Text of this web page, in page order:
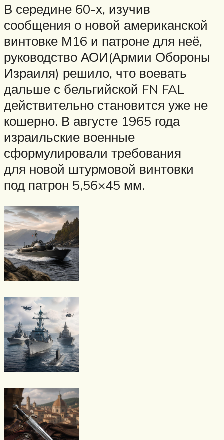
В середине 60-х, изучив
сообщения о новой американской
винтовке М16 и патроне для неё,
руководство АОИ(Армии Обороны
Израиля) решило, что воевать
дальше с бельгийской FN FAL
действительно становится уже не
кошерно. В августе 1965 года
израильские военные
сформулировали требования
для новой штурмовой винтовки
под патрон 5,56×45 мм.